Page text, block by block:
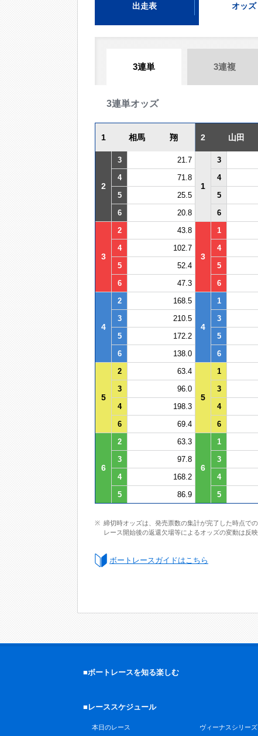
出走表 オッズ
3連単 3連複
3連単オッズ
1 相馬 翔 2 山田
2
3 21.7
1
3
4
71.8 4
5
25.5 5
6
20.8 6
3
2 43.8
3
1
4
102.7 4
5
52.4 5
6
47.3 6
4
2 168.5
4
1
3
210.5 3
5
172.2 5
6
138.0 6
5
2 63.4
5
1
3
96.0 3
4
198.3 4
6
69.4 6
6
2 63.3
6
1
3
97.8 3
4
168.2 4
5
86.9 5
締切時オッズは、発売票数の集計が完了した時点で
レース開始後の返還欠場等によるオッズの変動は反映
ボートレースガイドはこちら
■ボートレースを知る楽しむ
■レーススケジュール
本日のレース ヴィーナスシリーズ